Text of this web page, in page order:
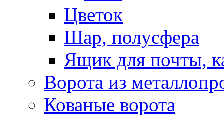
Цветок
Шар, полусфера
Ящик для почты,
Ворота из
Кованые ворота